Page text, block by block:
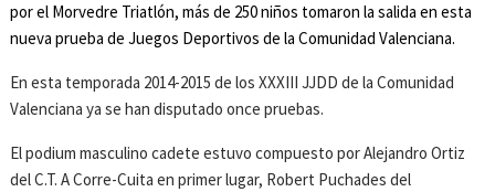
por el Morvedre Triatlón, más de 250 niños tomaron la salida en esta
nueva prueba de Juegos Deportivos de la Comunidad Valenciana.
En esta temporada 2014-2015 de los XXXIII JJDD de la Comunidad
Valenciana ya se han disputado once pruebas.
El podium masculino cadete estuvo compuesto por Alejandro Ortiz
del C.T. A Corre-Cuita en primer lugar, Robert Puchades del